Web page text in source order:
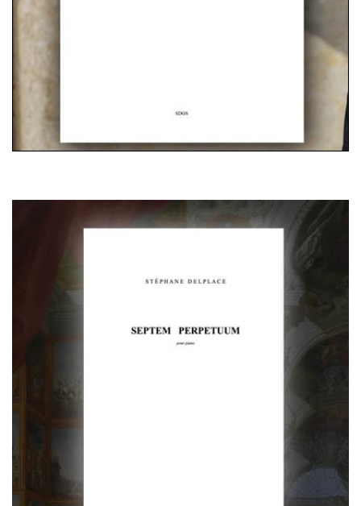
Septem Perpetuum (partition)